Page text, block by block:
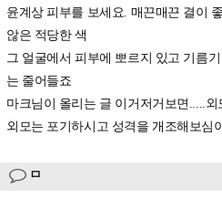
윤계상 피부를 보세요. 매끈매끈 결이
않은 적당한 색
그 얼굴에서 피부에 뽀르지 있고 기름
는 줄어들죠
마크님이 올리는 글 이거저거보면.....
외모는 포기하시고 성격을 개조해보심
ㅁ